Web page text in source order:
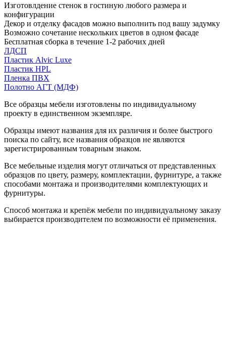
Изготовлдение стенок в гостиную любого размера и
конфигурации
Декор и отделку фасадов можно выполнить под вашу задумку
Возможно сочетание нескольких цветов в одном фасаде
Бесплатная сборка в течение 1-2 рабочих дней
ЛДСП
Пластик Alvic Luxe
Пластик HPL
Пленка ПВХ
Полотно АГТ (МДФ)
Все образцы мебели изготовлены по индивидуальному
проекту в единственном экземпляре.
Образцы имеют названия для их различия и более быстрого
поиска по сайту, все названия образцов не являются
зарегистрированным товарным знаком.
Все мебельные изделия могут отличаться от представленных
образцов по цвету, размеру, комплектации, фурнитуре, а также
способами монтажа и производителями комплектующих и
фурнитуры.
Способ монтажа и крепёж мебели по индивидуальному заказу
выбирается производителем по возможности её применения.